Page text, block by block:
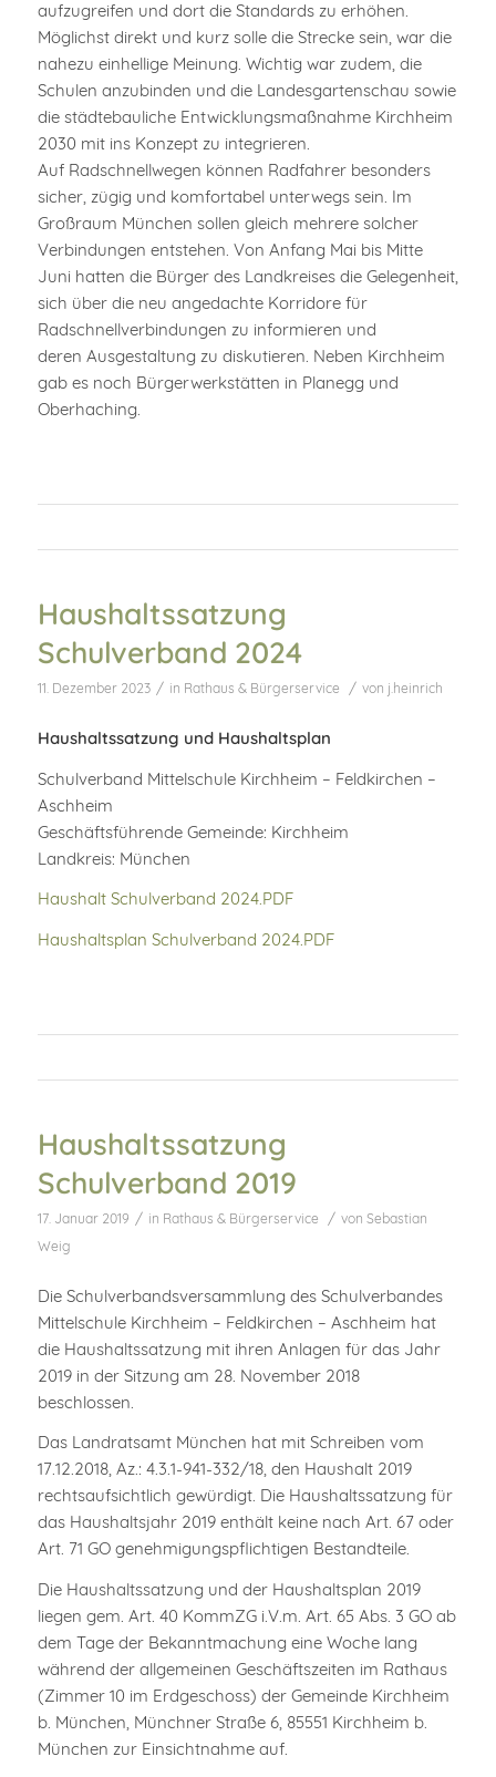
aufzugreifen und dort die Standards zu erhöhen.
Möglichst direkt und kurz solle die Strecke sein, war die
nahezu einhellige Meinung. Wichtig war zudem, die
Schulen anzubinden und die Landesgartenschau sowie
die städtebauliche Entwicklungsmaßnahme Kirchheim
2030 mit ins Konzept zu integrieren.
Auf Radschnellwegen können Radfahrer besonders
sicher, zügig und komfortabel unterwegs sein. Im
Großraum München sollen gleich mehrere solcher
Verbindungen entstehen. Von Anfang Mai bis Mitte
Juni hatten die Bürger des Landkreises die Gelegenheit,
sich über die neu angedachte Korridore für
Radschnellverbindungen zu informieren und
deren Ausgestaltung zu diskutieren. Neben Kirchheim
gab es noch Bürgerwerkstätten in Planegg und
Oberhaching.
Haushaltssatzung
Schulverband 2024
11. Dezember 2023 / in Rathaus & Bürgerservice / von j.heinrich
Haushaltssatzung und Haushaltsplan
Schulverband Mittelschule Kirchheim – Feldkirchen –
Aschheim
Geschäftsführende Gemeinde: Kirchheim
Landkreis: München
Haushalt Schulverband 2024.PDF
Haushaltsplan Schulverband 2024.PDF
Haushaltssatzung
Schulverband 2019
17. Januar 2019 / in Rathaus & Bürgerservice / von Sebastian
Weig
Die Schulverbandsversammlung des Schulverbandes
Mittelschule Kirchheim – Feldkirchen – Aschheim hat
die Haushaltssatzung mit ihren Anlagen für das Jahr
2019 in der Sitzung am 28. November 2018
beschlossen.
Das Landratsamt München hat mit Schreiben vom
17.12.2018, Az.: 4.3.1-941-332/18, den Haushalt 2019
rechtsaufsichtlich gewürdigt. Die Haushaltssatzung für
das Haushaltsjahr 2019 enthält keine nach Art. 67 oder
Art. 71 GO genehmigungspflichtigen Bestandteile.
Die Haushaltssatzung und der Haushaltsplan 2019
liegen gem. Art. 40 KommZG i.V.m. Art. 65 Abs. 3 GO ab
dem Tage der Bekanntmachung eine Woche lang
während der allgemeinen Geschäftszeiten im Rathaus
(Zimmer 10 im Erdgeschoss) der Gemeinde Kirchheim
b. München, Münchner Straße 6, 85551 Kirchheim b.
München zur Einsichtnahme auf.